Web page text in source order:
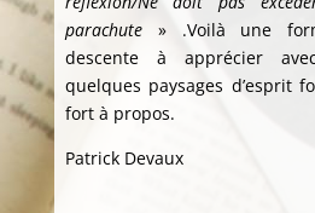
parachute» .Voilà une
descente à apprécier
quelques paysages d’esprit
fort à propos.
Patrick Devaux